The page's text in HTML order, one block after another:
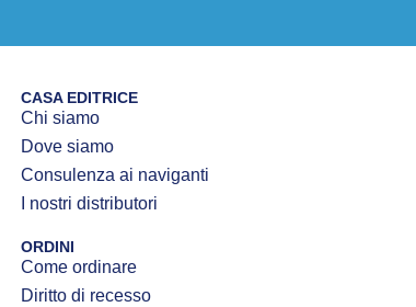
CASA EDITRICE
Chi siamo
Dove siamo
Consulenza ai naviganti
I nostri distributori
ORDINI
Come ordinare
Diritto di recesso